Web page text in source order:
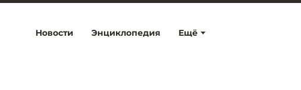
Ещё
Новости Энциклопедия